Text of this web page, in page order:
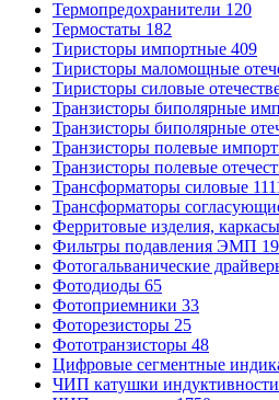
Термопредохранители 120
Термостаты 182
Тиристоры импортные 409
Тиристоры маломощные
Тиристоры силовые
Транзисторы биполярные
Транзисторы биполярные
Транзисторы полевые
Транзисторы полевые
Трансформаторы силовые
Трансформаторы
Ферритовые изделия,
Фильтры подавления ЭМП
Фотогальванические
Фотодиоды 65
Фотоприемники 33
Фоторезисторы 25
Фототранзисторы 48
Цифровые сегментные
ЧИП катушки индуктивности